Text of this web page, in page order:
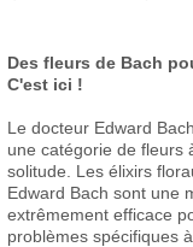
Des fleurs de Bach
C'est ici !
Le docteur Edward
une catégorie de fleurs
solitude. Les élixirs
Edward Bach sont une
extrêmement efficace
problèmes spécifiques